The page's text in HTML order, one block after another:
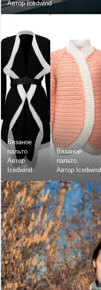
Автор Icedwind
Вязаное
пальто.
Автор
Icedwind
Вязаное
пальто.
Автор Icedwind